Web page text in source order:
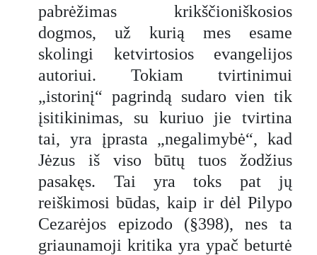
pabrėžimas krikščioniškosios
dogmos, už kurią mes esame
skolingi ketvirtosios evangelijos
autoriui. Tokiam tvirtinimui
„istorinį“ pagrindą sudaro vien tik
įsitikinimas, su kuriuo jie tvirtina
tai, yra įprasta „negalimybė“, kad
Jėzus iš viso būtų tuos žodžius
pasakęs. Tai yra toks pat jų
reiškimosi būdas, kaip ir dėl Pilypo
Cezarėjos epizodo (§398), nes ta
griaunamoji kritika yra ypač beturtė